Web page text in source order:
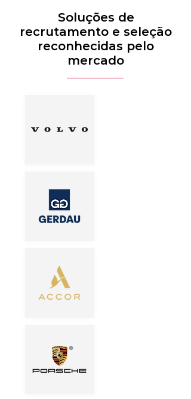
Soluções de
recrutamento e seleção
reconhecidas pelo
mercado